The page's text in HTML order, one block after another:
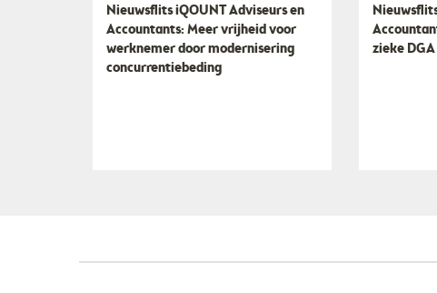
Nieuwsflits iQOUNT Adviseurs en
Accountants: Meer vrijheid voor
werknemer door modernisering
concurrentiebeding
zieke DGA